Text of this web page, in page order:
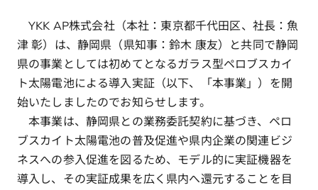
YKK AP株式会社（本社：東京都千代田区、社長：魚
津 彰）は、静岡県（県知事：鈴木 康友）と共同で静岡
県の事業としては初めてとなるガラス型ペロブスカイ
ト太陽電池による導入実証（以下、「本事業」）を開
始いたしましたのでお知らせします。
本事業は、静岡県との業務委託契約に基づき、ペロ
ブスカイト太陽電池の普及促進や県内企業の関連ビジ
ネスへの参入促進を図るため、モデル的に実証機器を
導入し、その実証成果を広く県内へ還元することを目